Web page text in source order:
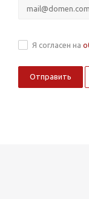
Я согласен на